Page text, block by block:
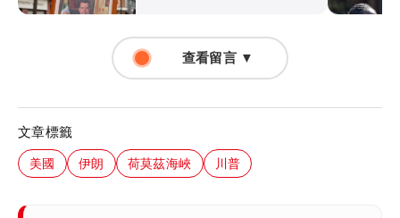
查看留言 ▼
文章標籤
美國 伊朗 荷莫茲海峽 川普